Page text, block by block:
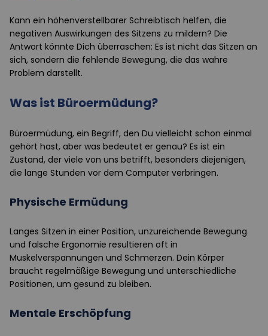
Kann ein höhenverstellbarer Schreibtisch helfen, die
negativen Auswirkungen des Sitzens zu mildern? Die
Antwort könnte Dich überraschen: Es ist nicht das Sitzen an
sich, sondern die fehlende Bewegung, die das wahre
Problem darstellt.
Was ist Büroermüdung?
Büroermüdung, ein Begriff, den Du vielleicht schon einmal
gehört hast, aber was bedeutet er genau? Es ist ein
Zustand, der viele von uns betrifft, besonders diejenigen,
die lange Stunden vor dem Computer verbringen.
Physische Ermüdung
Langes Sitzen in einer Position, unzureichende Bewegung
und falsche Ergonomie resultieren oft in
Muskelverspannungen und Schmerzen. Dein Körper
braucht regelmäßige Bewegung und unterschiedliche
Positionen, um gesund zu bleiben.
Mentale Erschöpfung